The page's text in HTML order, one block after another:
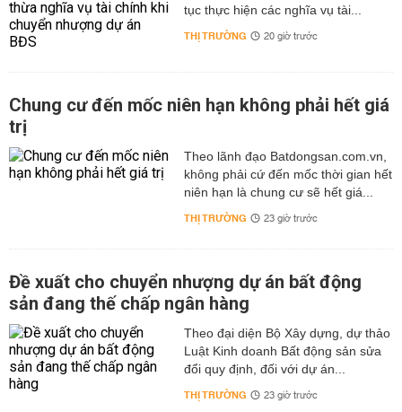
tục thực hiện các nghĩa vụ tài...
THỊ TRƯỜNG 20 giờ trước
Chung cư đến mốc niên hạn không phải hết giá
trị
Theo lãnh đạo Batdongsan.com.vn,
không phải cứ đến mốc thời gian hết
niên hạn là chung cư sẽ hết giá...
THỊ TRƯỜNG 23 giờ trước
Đề xuất cho chuyển nhượng dự án bất động
sản đang thế chấp ngân hàng
Theo đại diện Bộ Xây dựng, dự thảo
Luật Kinh doanh Bất động sản sửa
đổi quy định, đối với dự án...
THỊ TRƯỜNG 23 giờ trước